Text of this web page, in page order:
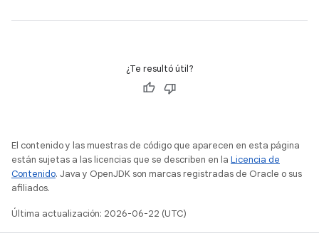
¿Te resultó útil?
El contenido y las muestras de código que aparecen en esta página
están sujetas a las licencias que se describen en la Licencia de
Contenido. Java y OpenJDK son marcas registradas de Oracle o sus
afiliados.
Última actualización: 2026-06-22 (UTC)